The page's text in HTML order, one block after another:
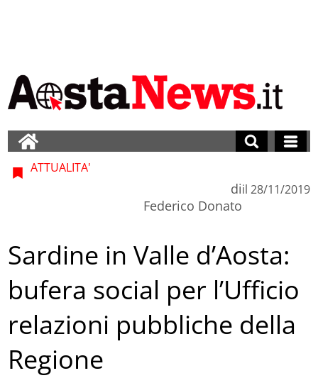
ATTUALITA'
di
Federico Donato
il 28/11/2019
Sardine in Valle d’Aosta:
bufera social per l’Ufficio
relazioni pubbliche della
Regione